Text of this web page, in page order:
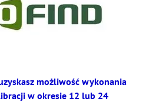
możliwość wykonania
w okresie 12 lub 24